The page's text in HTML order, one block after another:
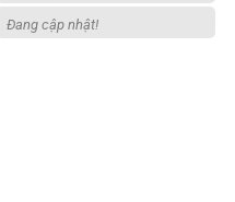
Đang cập nhật!